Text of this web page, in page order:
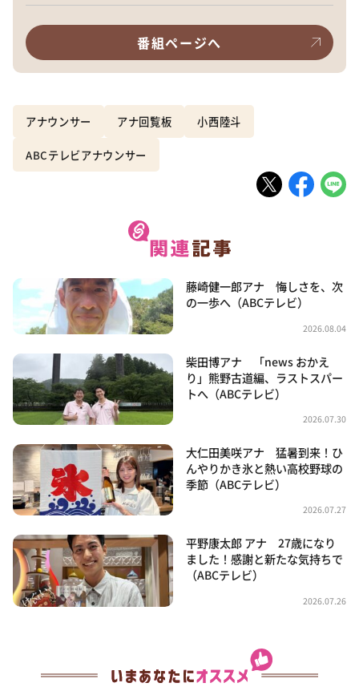
番組ページへ
アナウンサー アナ回覧板 小西陸斗
ABCテレビアナウンサー
藤崎健一郎アナ 悔しさを、次
の一歩へ（ABCテレビ）
2026.08.04
柴田博アナ 「news おかえ
り」熊野古道編、ラストスパー
トへ（ABCテレビ）
2026.07.30
大仁田美咲アナ 猛暑到来！ひ
んやりかき氷と熱い高校野球の
季節（ABCテレビ）
2026.07.27
平野康太郎 アナ 27歳になり
ました！感謝と新たな気持ちで
（ABCテレビ）
2026.07.26